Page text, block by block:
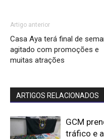
Artigo anterior
Casa Aya terá final de
agitado com promoções e
muitas atrações
ARTIGOS RELACIONADOS
GCM
tráfico e